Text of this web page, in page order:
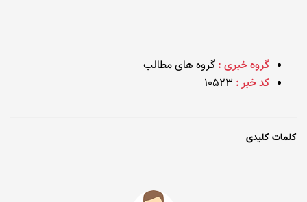
گروه خبری : گروه های مطالب
کد خبر : 10523
کلمات کلیدی